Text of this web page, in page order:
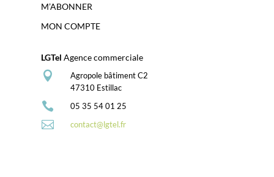
M’ABONNER
MON COMPTE
LGTelAgence commerciale

Agropole bâtiment C2
47310 Estillac
 05 35 54 01 25
 contact@lgtel.fr